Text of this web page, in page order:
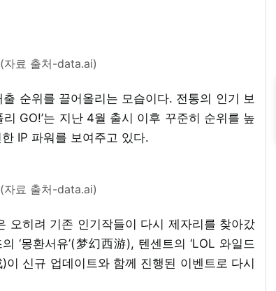
자료 출처-data.ai)
순위를 끌어올리는 모습이다. 전통의 인기 보
리 GO!’는 지난 4월 출시 이후 꾸준히 순위를 높
IP 파워를 보여주고 있다.
자료 출처-data.ai)
오히려 기존 인기작들이 다시 제자리를 찾아갔
‘몽환서유’(梦幻西游), 텐센트의 ‘LOL 와일드
이 신규 업데이트와 함께 진행된 이벤트로 다시